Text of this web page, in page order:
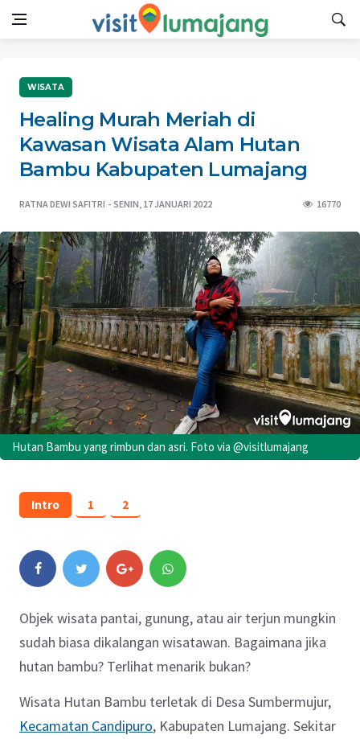
WISATA
Healing Murah Meriah di
Kawasan Wisata Alam Hutan
Bambu Kabupaten Lumajang
RATNA DEWI SAFITRI SENIN, 17 JANUARI 2022 16770
Hutan Bambu yang rimbun dan asri. Foto via @visitlumajang
Intro 1 2
Objek wisata pantai, gunung, atau air terjun mungkin
sudah biasa dikalangan wisatawan. Bagaimana jika
hutan bambu? Terlihat menarik bukan?
Wisata Hutan Bambu terletak di Desa Sumbermujur,
Kecamatan Candipuro, Kabupaten Lumajang. Sekitar